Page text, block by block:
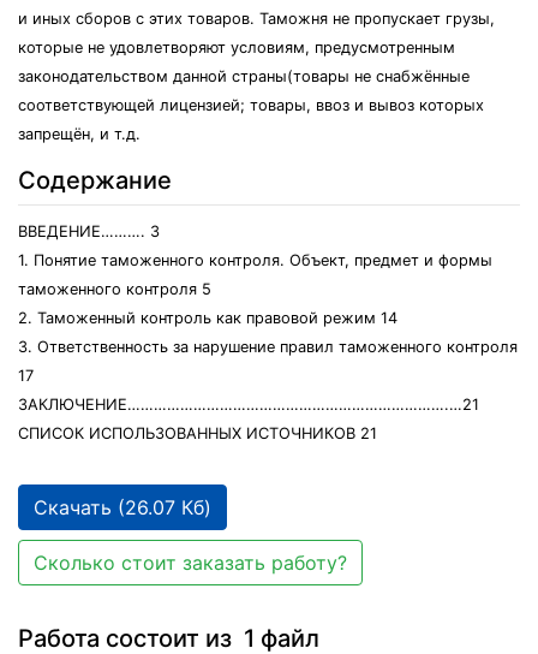
и иных сборов с этих товаров. Таможня не пропускает грузы,
которые не удовлетворяют условиям, предусмотренным
законодательством данной страны(товары не снабжённые
соответствующей лицензией; товары, ввоз и вывоз которых
запрещён, и т.д.
Содержание
ВВЕДЕНИЕ………. 3
1. Понятие таможенного контроля. Объект, предмет и формы
таможенного контроля 5
2. Таможенный контроль как правовой режим 14
3. Ответственность за нарушение правил таможенного контроля
17
ЗАКЛЮЧЕНИЕ……………………………………………………………….…21
СПИСОК ИСПОЛЬЗОВАННЫХ ИСТОЧНИКОВ 21
Скачать (26.07 Кб)
Сколько стоит заказать работу?
Работа состоит из 1 файл